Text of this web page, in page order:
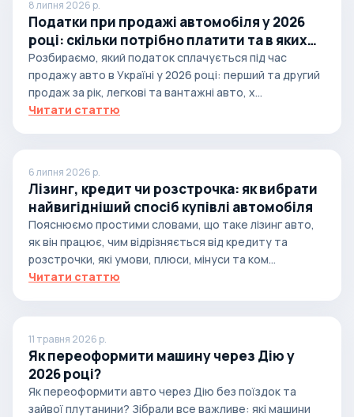
8 липня 2026 р.
Податки при продажі автомобіля у 2026
році: скільки потрібно платити та в яких
випадках
Розбираємо, який податок сплачується під час
продажу авто в Україні у 2026 році: перший та другий
продаж за рік, легкові та вантажні авто, х...
Читати статтю
6 липня 2026 р.
Лізинг, кредит чи розстрочка: як вибрати
найвигідніший спосіб купівлі автомобіля
Пояснюємо простими словами, що таке лізинг авто,
як він працює, чим відрізняється від кредиту та
розстрочки, які умови, плюси, мінуси та ком...
Читати статтю
11 травня 2026 р.
Як переоформити машину через Дію у
2026 році?
Як переоформити авто через Дію без поїздок та
зайвої плутанини? Зібрали все важливе: які машини